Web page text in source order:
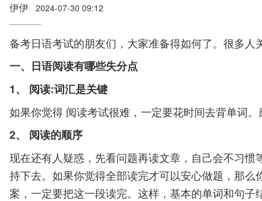
伊伊 2024-07-30 09:12
备考日语考试的朋友们，大家准备得如何了。很多
一、日语阅读有哪些失分点
1、 阅读:词汇是关键
如果你觉得 阅读考试很难，一定要花时间去背单词
2、 阅读的顺序
现在还有人疑惑，先看问题再读文章，自己会不习
持下去。如果你觉得全部读完才可以安心做题，那
案，一定要把这一段读完。这样，基本的单词和句